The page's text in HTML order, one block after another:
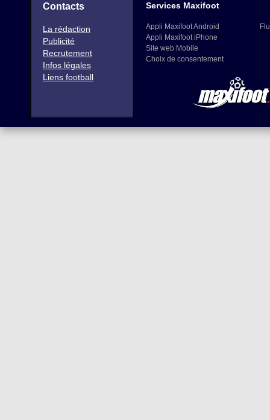
Contacts
La rédaction
Publicité
Recrutement
Infos légales
Liens football
Services Maxifoot
Appli Maxifoot Android
Appli Maxifoot iPhone
Site web Mobile
Choix de consentement